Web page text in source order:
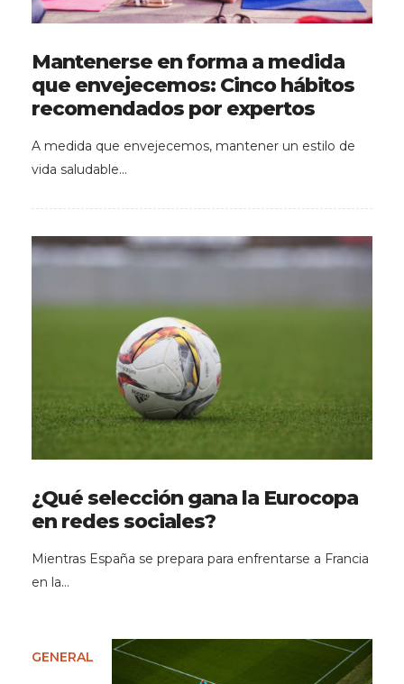
Mantenerse en forma a medida
que envejecemos: Cinco hábitos
recomendados por expertos
A medida que envejecemos, mantener un estilo de
vida saludable…
¿Qué selección gana la Eurocopa
en redes sociales?
Mientras España se prepara para enfrentarse a Francia
en la…
GENERAL